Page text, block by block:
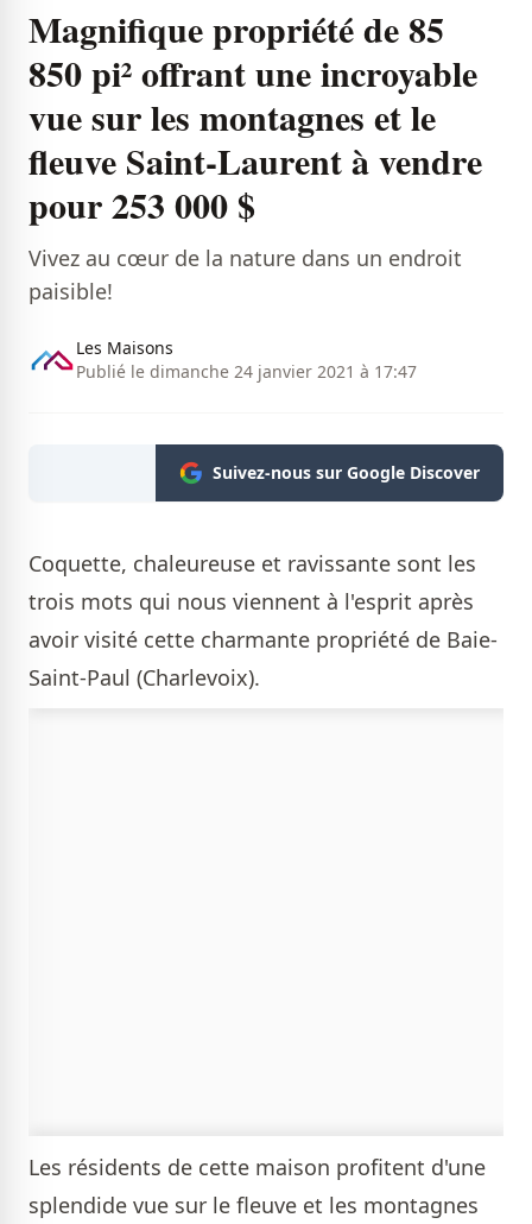
Magnifique propriété de 85
850 pi² offrant une incroyable
vue sur les montagnes et le
fleuve Saint-Laurent à vendre
pour 253 000 $
Vivez au cœur de la nature dans un endroit
paisible!
Les Maisons
Publié le dimanche 24 janvier 2021 à 17:47
Suivez-nous sur Google Discover
Coquette, chaleureuse et ravissante sont les
trois mots qui nous viennent à l'esprit après
avoir visité cette charmante propriété de Baie-
Saint-Paul (Charlevoix).
Les résidents de cette maison profitent d'une
splendide vue sur le fleuve et les montagnes